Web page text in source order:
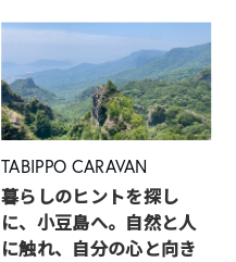
TABIPPO CARAVAN
暮らしのヒントを探し
に、小豆島へ。自然と人
に触れ、自分の心と向き